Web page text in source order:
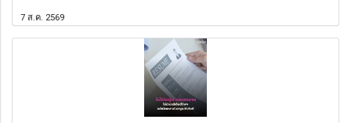
7 ส.ค. 2569